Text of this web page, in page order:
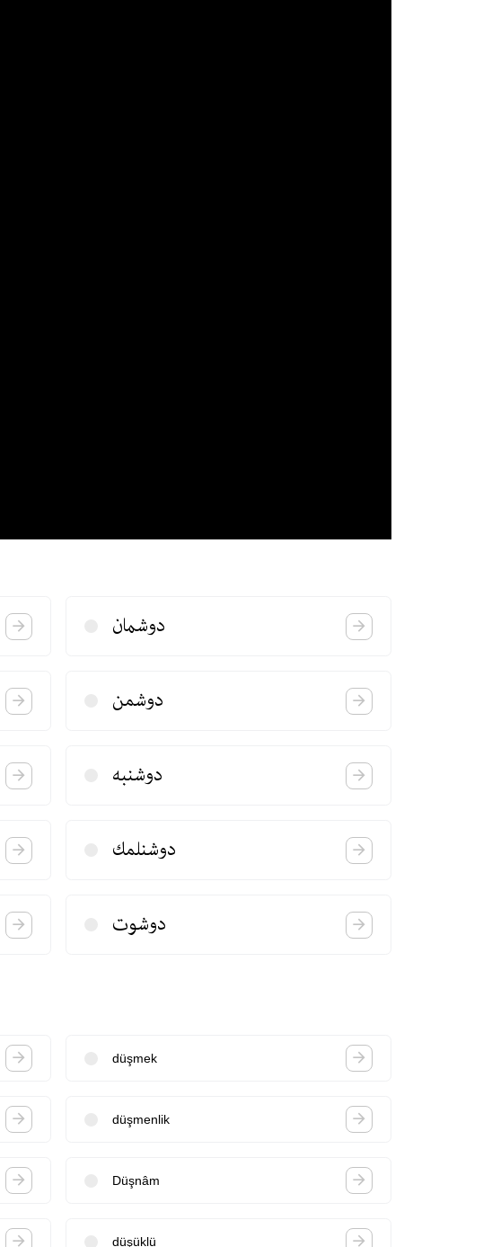
دوشمان
دوشمن
دوشنبه
دوشنلمك
دوشوت
düşmek
düşmenlik
Düşnâm
düşüklü